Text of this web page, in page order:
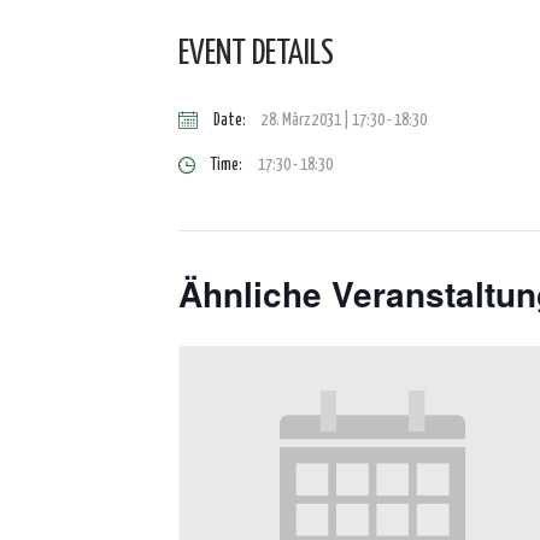
EVENT DETAILS
Date: 28. März 2031 | 17:30-18:30
Time: 17:30 - 18:30
Ähnliche